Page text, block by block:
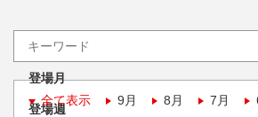
登場月
全て表示
9月 8月 7月
登場週